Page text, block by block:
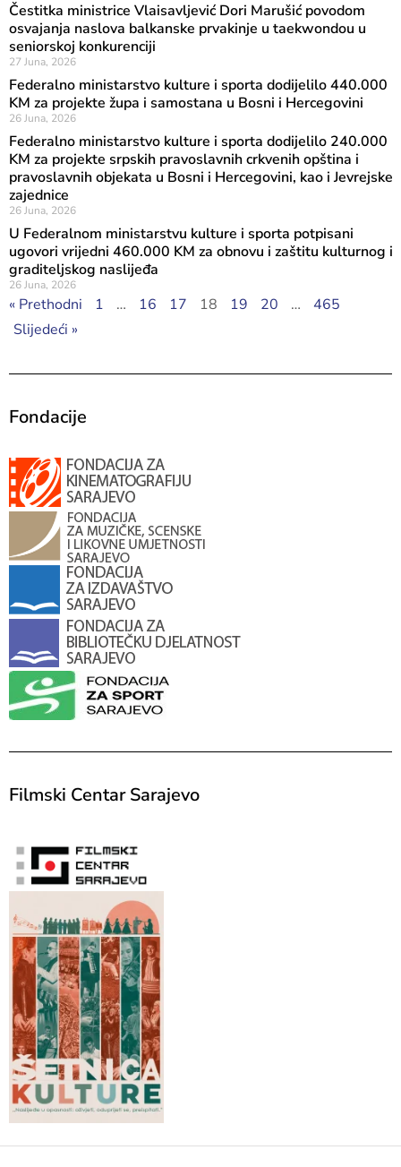
Čestitka ministrice Vlaisavljević Dori Marušić povodom
osvajanja naslova balkanske prvakinje u taekwondou u
seniorskoj konkurenciji
27 Juna, 2026
Federalno ministarstvo kulture i sporta dodijelilo 440.000
KM za projekte župa i samostana u Bosni i Hercegovini
26 Juna, 2026
Federalno ministarstvo kulture i sporta dodijelilo 240.000
KM za projekte srpskih pravoslavnih crkvenih opština i
pravoslavnih objekata u Bosni i Hercegovini, kao i Jevrejske
zajednice
26 Juna, 2026
U Federalnom ministarstvu kulture i sporta potpisani
ugovori vrijedni 460.000 KM za obnovu i zaštitu kulturnog i
graditeljskog naslijeđa
26 Juna, 2026
« Prethodni 1 … 16 17 18 19 20 …
465
Slijedeći »
Fondacije
Filmski Centar Sarajevo